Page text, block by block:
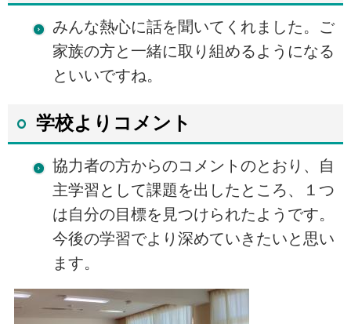
みんな熱心に話を聞いてくれました。ご
家族の方と一緒に取り組めるようになる
といいですね。
学校よりコメント
協力者の方からのコメントのとおり、自
主学習として課題を出したところ、１つ
は自分の目標を見つけられたようです。
今後の学習でより深めていきたいと思い
ます。